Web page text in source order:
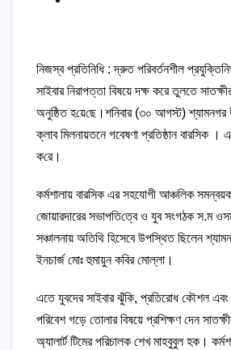
নিজস্ব প্রতিনিধি : দ্রুত পরিবর্তনশীল
সাইবার নিরাপত্তা বিষয়ে দক্ষ করে তুলতে
অনু‌ষ্ঠিত হ‌য়ে‌ছে।শনিবার (৩০ আগস্ট) শ্যামনগর
ক্লাব মিলনায়তনে গবেষণা প্রতিষ্ঠান বারসিক ।
ক‌রে।
কর্মশালায় বারসিক এর সহযোগী আঞ্চলিক
জোয়ারদারের সভাপ‌তি‌ত্বে ও যুব সংগঠক স.ম
সঞ্চালনায় অতিথি হিসেবে উপস্থিত ছিলেন
ইনচার্জ মোঃ হুমায়ুন কবির মোল্লা।
এতে যুবদের সাইবার ঝুঁকি, প্রতিরোধ কৌশল এবং
পরিবেশ গড়ে তোলার বিষয়ে প্রশিক্ষণ দেন
অ্যালার্ট টিমের পরিচালক শেখ মাহবুবুল হক।